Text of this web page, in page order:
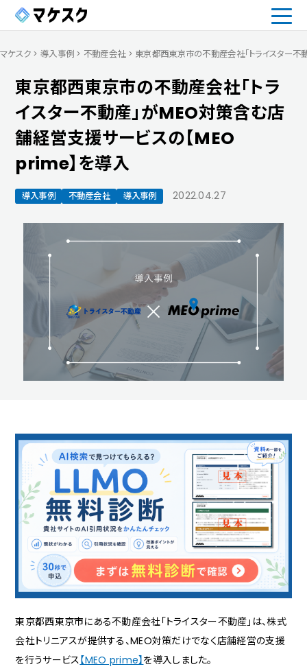
マケスク > 導入事例 > 不動産会社> 東京都西東京市の不動産会社「トライスター
東京都西東京市の不動産会社「トラ
イスター不動産」がMEO対策含む店
舗経営支援サービスの【MEO
prime】を導入
導入事例 不動産会社 導入事例 2022.04.27
東京都西東京市にある不動産会社「トライスター不動産」は、株式
会社トリニアスが提供する、MEO対策だけでなく店舗経営の支援
を行うサービス【MEO prime】を導入しました。